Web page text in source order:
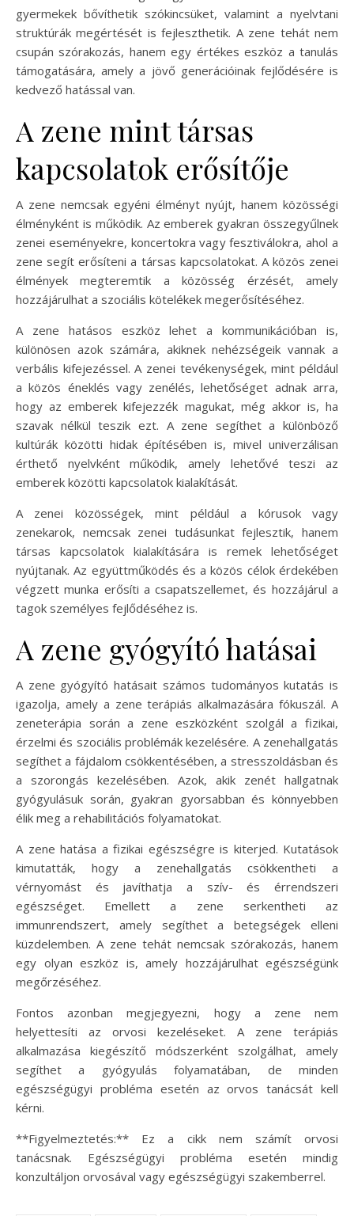
gyermekek bővíthetik szókincsüket, valamint a nyelvtani
struktúrák megértését is fejleszthetik. A zene tehát nem
csupán szórakozás, hanem egy értékes eszköz a tanulás
támogatására, amely a jövő generációinak fejlődésére is
kedvező hatással van.
A zene mint társas
kapcsolatok erősítője
A zene nemcsak egyéni élményt nyújt, hanem közösségi
élményként is működik. Az emberek gyakran összegyűlnek
zenei eseményekre, koncertokra vagy fesztiválokra, ahol a
zene segít erősíteni a társas kapcsolatokat. A közös zenei
élmények megteremtik a közösség érzését, amely
hozzájárulhat a szociális kötelékek megerősítéséhez.
A zene hatásos eszköz lehet a kommunikációban is,
különösen azok számára, akiknek nehézségeik vannak a
verbális kifejezéssel. A zenei tevékenységek, mint például
a közös éneklés vagy zenélés, lehetőséget adnak arra,
hogy az emberek kifejezzék magukat, még akkor is, ha
szavak nélkül teszik ezt. A zene segíthet a különböző
kultúrák közötti hidak építésében is, mivel univerzálisan
érthető nyelvként működik, amely lehetővé teszi az
emberek közötti kapcsolatok kialakítását.
A zenei közösségek, mint például a kórusok vagy
zenekarok, nemcsak zenei tudásunkat fejlesztik, hanem
társas kapcsolatok kialakítására is remek lehetőséget
nyújtanak. Az együttműködés és a közös célok érdekében
végzett munka erősíti a csapatszellemet, és hozzájárul a
tagok személyes fejlődéséhez is.
A zene gyógyító hatásai
A zene gyógyító hatásait számos tudományos kutatás is
igazolja, amely a zene terápiás alkalmazására fókuszál. A
zeneterápia során a zene eszközként szolgál a fizikai,
érzelmi és szociális problémák kezelésére. A zenehallgatás
segíthet a fájdalom csökkentésében, a stresszoldásban és
a szorongás kezelésében. Azok, akik zenét hallgatnak
gyógyulásuk során, gyakran gyorsabban és könnyebben
élik meg a rehabilitációs folyamatokat.
A zene hatása a fizikai egészségre is kiterjed. Kutatások
kimutatták, hogy a zenehallgatás csökkentheti a
vérnyomást és javíthatja a szív- és érrendszeri
egészséget. Emellett a zene serkentheti az
immunrendszert, amely segíthet a betegségek elleni
küzdelemben. A zene tehát nemcsak szórakozás, hanem
egy olyan eszköz is, amely hozzájárulhat egészségünk
megőrzéséhez.
Fontos azonban megjegyezni, hogy a zene nem
helyettesíti az orvosi kezeléseket. A zene terápiás
alkalmazása kiegészítő módszerként szolgálhat, amely
segíthet a gyógyulás folyamatában, de minden
egészségügyi probléma esetén az orvos tanácsát kell
kérni.
**Figyelmeztetés:** Ez a cikk nem számít orvosi
tanácsnak. Egészségügyi probléma esetén mindig
konzultáljon orvosával vagy egészségügyi szakemberrel.